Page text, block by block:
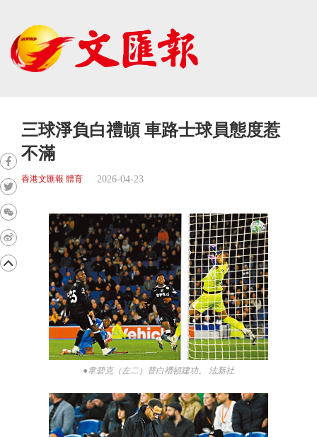
三球淨負白禮頓 車路士球員態度惹
不滿
香港文匯報 體育 2026-04-23
●韋碧克（左二）替白禮頓建功。 法新社